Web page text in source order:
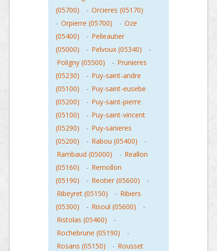
(05700)
- Orcieres (05170)
- Orpierre (05700) - Oze
(05400)
- Pelleautier
(05000)
- Pelvoux (05340)
-
Poligny (05500)
- Prunieres
(05230)
- Puy-saint-andre
(05100)
- Puy-saint-eusebe
(05200)
- Puy-saint-pierre
(05100)
- Puy-saint-vincent
(05290)
- Puy-sanieres
(05200)
- Rabou (05400)
-
Rambaud (05000)
- Reallon
(05160)
- Remollon
(05190)
- Reotier (05600)
-
Ribeyret (05150)
- Ribiers
(05300)
- Risoul (05600)
-
Ristolas (05460)
-
Rochebrune (05190)
-
Rosans (05150)
- Rousset